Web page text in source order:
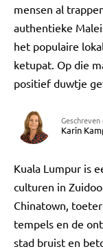
mensen al
authentieke
het populaire
ketupat. Op die
positief duwtje
Geschreven
Karin
Kuala Lumpur is
culturen in
Chinatown,
tempels en de
stad bruist en